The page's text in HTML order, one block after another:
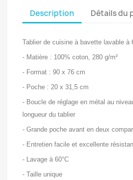
Description Détails du
Tablier de cuisine à bavette lavable à
- Matière : 100% coton, 280 g/m²
- Format : 90 x 76 cm
- Poche : 20 x 31,5 cm
- Boucle de réglage en métal au
longueur du tablier
- Grande poche avant en deux
- Entretien facile et excellente
- Lavage à 60°C
- Taille unique